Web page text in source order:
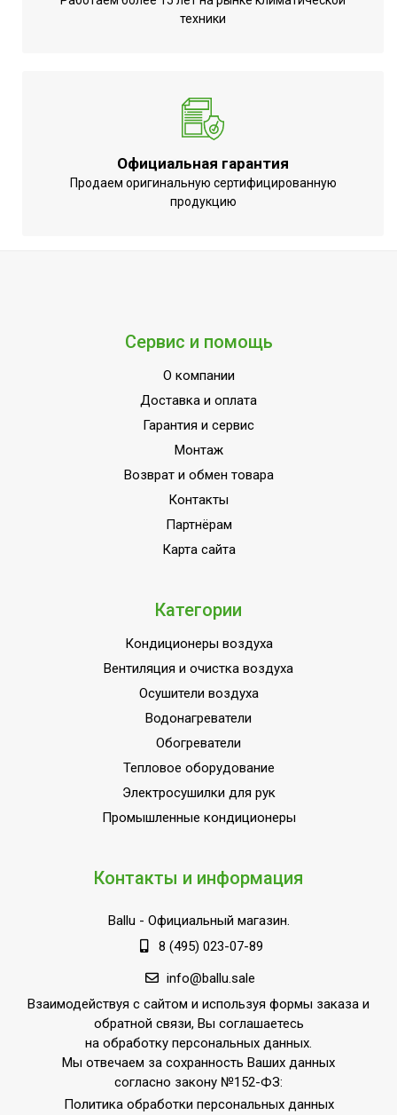
до 3 гр. В год
техники
Официальная гарантия
Продаем оригинальную сертифицированную
продукцию
Сервис и помощь
О компании
Доставка и оплата
Гарантия и сервис
Монтаж
Возврат и обмен товара
Контакты
Партнёрам
Карта сайта
Категории
Кондиционеры воздуха
Вентиляция и очистка воздуха
Осушители воздуха
Водонагреватели
Обогреватели
Тепловое оборудование
Электросушилки для рук
Промышленные кондиционеры
Контакты и информация
Ballu - Официальный магазин.
8 (495) 023-07-89
info@ballu.sale
Взаимодействуя с сайтом и используя формы заказа и
обратной связи, Вы соглашаетесь
на обработку персональных данных.
Мы отвечаем за сохранность Ваших данных
согласно закону №152-ФЗ:
Политика обработки персональных данных